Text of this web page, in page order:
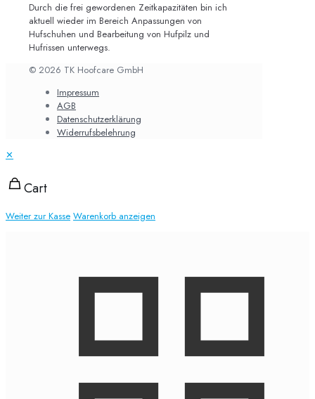
Durch die frei gewordenen Zeitkapazitäten bin ich
aktuell wieder im Bereich Anpassungen von
Hufschuhen und Bearbeitung von Hufpilz und
Hufrissen unterwegs.
© 2026 TK Hoofcare GmbH
Impressum
AGB
Datenschutzerklärung
Widerrufsbelehrung
✕
Cart
Weiter zur Kasse Warenkorb anzeigen